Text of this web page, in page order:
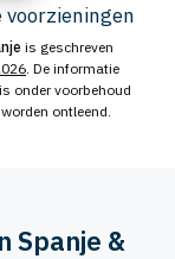
is geschreven
. De informatie
onder voorbehoud
ontleend.
Spanje &